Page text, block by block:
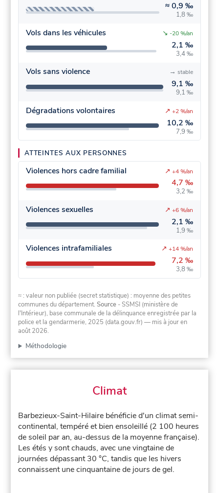
≈0,9 ‰
1,8 ‰
Vols dans les véhicules
2,1 ‰
3,4 ‰
↘ -20 %/an
Vols sans violence
9,1 ‰
9,1 ‰
→ stable
Dégradations volontaires
10,2 ‰
7,9 ‰
↗ +2 %/an
ATTEINTES AUX PERSONNES
Violences hors cadre familial
4,7 ‰
3,2 ‰
↗ +4 %/an
Violences sexuelles
2,1 ‰
1,9 ‰
↗ +6 %/an
Violences intrafamiliales
7,2 ‰
3,8 ‰
↗ +14 %/an
≈ : valeur non publiée (secret statistique) : moyenne des petites
communes du département.Source - SSMSI (ministère de
l'Intérieur), base communale de la délinquance enregistrée par la
police et la gendarmerie, 2025 (data.gouv.fr) — mis à jour en
août 2026.
Méthodologie
Climat
Barbezieux-Saint-Hilaire bénéficie d'un climat semi-
continental, tempéré et bien ensoleillé (2 100 heures
de soleil par an, au-dessus de la moyenne française).
Les étés y sont chauds, avec une vingtaine de
journées dépassant 30 °C, tandis que les hivers
connaissent une cinquantaine de jours de gel.